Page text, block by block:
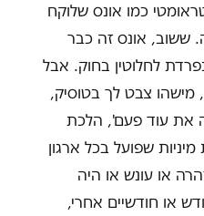
כמו אונס שלוקח
ששוב, אונס זה כבר
לחלוטין בחוק. אבל
7 שנים?! את בת 22 או 25, מישהו צבט לך בטוסיק,
את עוד פעם', הלכת
שפועל בכל ארגון
או עונש או היה
או חודשיים אחרי,